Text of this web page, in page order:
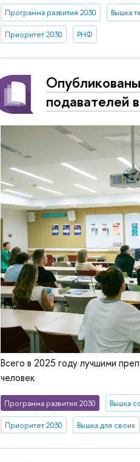
Программа развития 2030 Вышка
Приоритет 2030 РНФ
по­да­ва­те­лей
Всего в 2025 году лучшими
человек
Программа развития 2030 Вышка
Приоритет 2030 Вышка для своих